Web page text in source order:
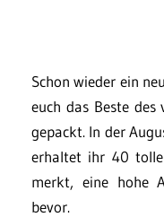
Schon wieder ein
euch das Beste des
gepackt. In der
erhaltet ihr 40
merkt, eine hohe
bevor.